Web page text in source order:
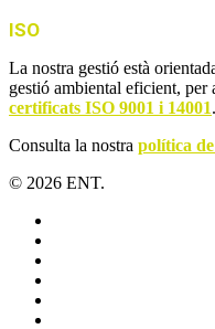
ISO
La nostra gestió està
gestió ambiental eficient, per
certificats ISO 9001 i 14001.
Consulta la nostra política
© 2026 ENT.